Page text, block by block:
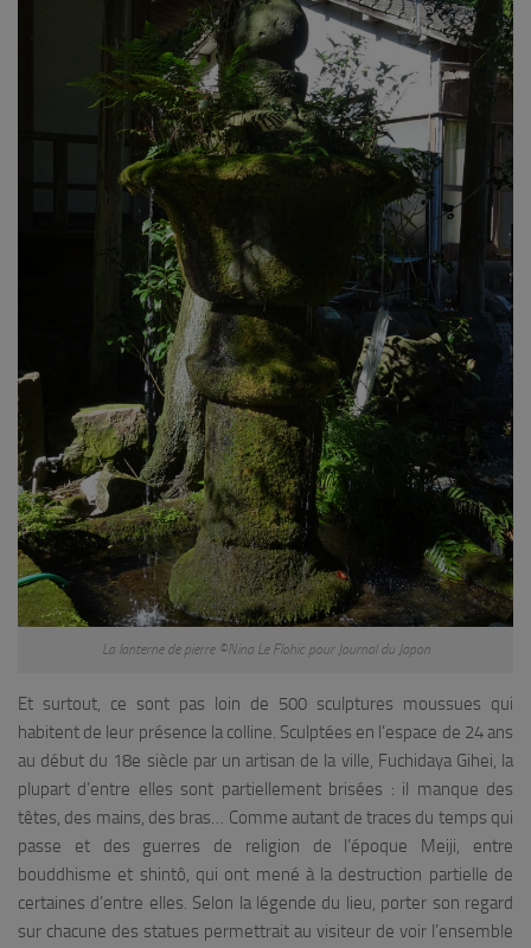
La lanterne de pierre ©Nina Le Flohic pour Journal du Japon
Et surtout, ce sont pas loin de 500 sculptures moussues qui
habitent de leur présence la colline. Sculptées en l’espace de 24 ans
au début du 18e siècle par un artisan de la ville, Fuchidaya Gihei, la
plupart d’entre elles sont partiellement brisées : il manque des
têtes, des mains, des bras… Comme autant de traces du temps qui
passe et des guerres de religion de l’époque Meiji, entre
bouddhisme et shintô, qui ont mené à la destruction partielle de
certaines d’entre elles. Selon la légende du lieu, porter son regard
sur chacune des statues permettrait au visiteur de voir l’ensemble